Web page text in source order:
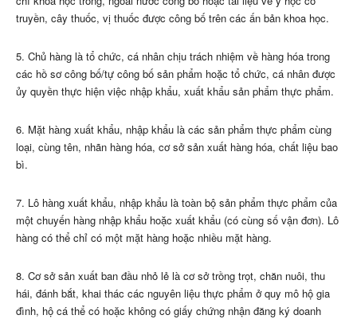
truyền, cây thuốc, vị thuốc được công bố trên các ấn bản khoa học.
5. Chủ hàng là tổ chức, cá nhân chịu trách nhiệm về hàng hóa trong
các hồ sơ công bố/tự công bố sản phẩm hoặc tổ chức, cá nhân được
ủy quyền thực hiện việc nhập khẩu, xuất khẩu sản phẩm thực phẩm.
6. Mặt hàng xuất khẩu, nhập khẩu là các sản phẩm thực phẩm cùng
loại, cùng tên, nhãn hàng hóa, cơ sở sản xuất hàng hóa, chất liệu bao
bì.
7. Lô hàng xuất khẩu, nhập khẩu là toàn bộ sản phẩm thực phẩm của
một chuyến hàng nhập khẩu hoặc xuất khẩu (có cùng số vận đơn). Lô
hàng có thể chỉ có một mặt hàng hoặc nhiều mặt hàng.
8. Cơ sở sản xuất ban đầu nhỏ lẻ là cơ sở trồng trọt, chăn nuôi, thu
hái, đánh bắt, khai thác các nguyên liệu thực phẩm ởquy mô hộ gia
đình, hộ cá thể có hoặc không có giấy chứng nhận đăng ký doanh